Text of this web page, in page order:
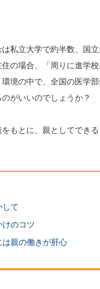
私立大学で約半数、国
の場合、「周りに進学
境の中で、全国の医学
がいいのでしょうか？
もとに、親としてでき
して
けのコツ
親の働きが肝心